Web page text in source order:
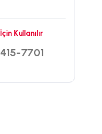
İçin Kullanılır
415-7701